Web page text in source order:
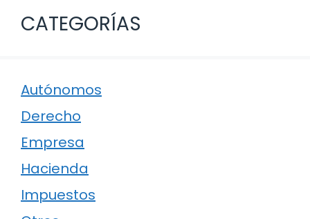
CATEGORÍAS
Autónomos
Derecho
Empresa
Hacienda
Impuestos